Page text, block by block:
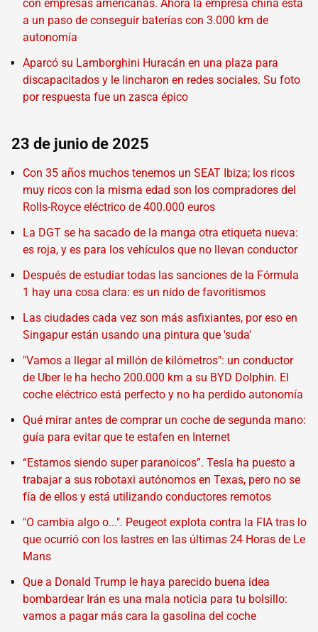
con empresas americanas. Ahora la empresa china está
a un paso de conseguir baterías con 3.000 km de
autonomía
Aparcó su Lamborghini Huracán en una plaza para
discapacitados y le lincharon en redes sociales. Su foto
por respuesta fue un zasca épico
23 de junio de 2025
Con 35 años muchos tenemos un SEAT Ibiza; los ricos
muy ricos con la misma edad son los compradores del
Rolls-Royce eléctrico de 400.000 euros
La DGT se ha sacado de la manga otra etiqueta nueva:
es roja, y es para los vehículos que no llevan conductor
Después de estudiar todas las sanciones de la Fórmula
1 hay una cosa clara: es un nido de favoritismos
Las ciudades cada vez son más asfixiantes, por eso en
Singapur están usando una pintura que 'suda'
"Vamos a llegar al millón de kilómetros": un conductor
de Uber le ha hecho 200.000 km a su BYD Dolphin. El
coche eléctrico está perfecto y no ha perdido autonomía
Qué mirar antes de comprar un coche de segunda mano:
guía para evitar que te estafen en Internet
“Estamos siendo super paranoicos”. Tesla ha puesto a
trabajar a sus robotaxi autónomos en Texas, pero no se
fía de ellos y está utilizando conductores remotos
"O cambia algo o...". Peugeot explota contra la FIA tras lo
que ocurrió con los lastres en las últimas 24 Horas de Le
Mans
Que a Donald Trump le haya parecido buena idea
bombardear Irán es una mala noticia para tu bolsillo:
vamos a pagar más cara la gasolina del coche